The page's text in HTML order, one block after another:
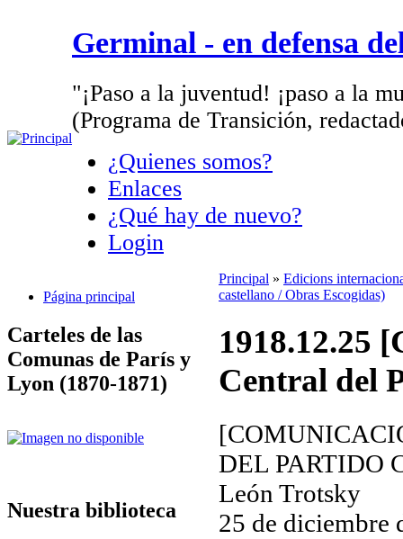
Germinal - en defensa
"¡Paso a la juventud! ¡paso a la
(Programa de Transición,
¿Quienes somos?
Enlaces
¿Qué hay de nuevo?
Login
Página principal
Carteles de las
Comunas de París y
Lyon (1870-1871)
Nuestra biblioteca
Principal » Edicions
castellano / Obras Escogidas)
1918.12.25
Central del
DEL PARTIDO
León Trotsky
25 de diciembre